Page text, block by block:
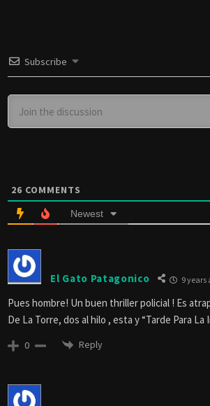
Subscribe
26 COMMENTS
Newest
El Gato Patagonico 9 years
Pues hombre! Un buen thriller policial ! Es
De La Torre, dos al hilo , esta y “Tarde Para La
0 Reply